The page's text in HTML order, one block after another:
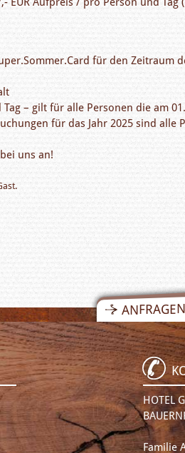
für den Zeitraum
– gilt für alle Personen die am
für das Jahr 2025 sind
uns an!
ANFRAGEN
HOTEL
Familie